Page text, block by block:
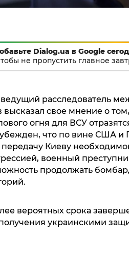
Dialog.ua в Google
не пропустить главное
расследователь
высказал свое мнение о
огня для ВСУ
что по вине США и
передачу Киеву
военный
продолжать
вероятных срока
украинскими